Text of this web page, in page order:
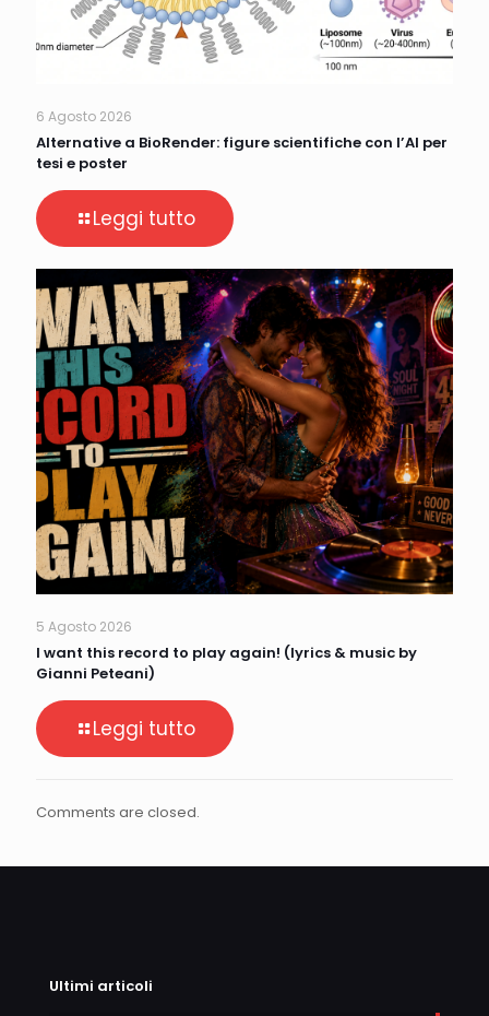
6 Agosto 2026
Alternative a BioRender: figure scientifiche con l’AI per
tesi e poster
Leggi tutto
5 Agosto 2026
I want this record to play again! (lyrics & music by
Gianni Peteani)
Leggi tutto
Comments are closed.
Ultimi articoli